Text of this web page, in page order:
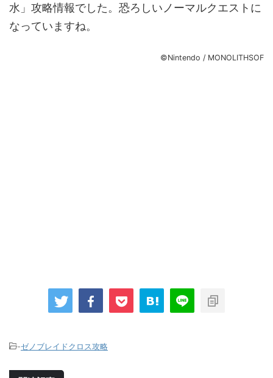
水」攻略情報でした。恐ろしいノーマルクエストに
なっていますね。
©Nintendo / MONOLITHSOF
-ゼノブレイドクロス攻略